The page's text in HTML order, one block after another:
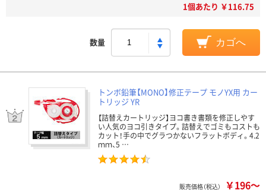
1個あたり ￥116.75
数量 カゴへ
トンボ鉛筆【MONO】修正テープ モノYX用 カー
トリッジ YR
【詰替えカートリッジ】ヨコ書き書類を修正しやす
い人気のヨコ引きタイプ。詰替えでゴミもコストも
カット！手の中でグラつかないフラットボディ。4.2
ｍｍ、5 …
販売価格（税込） ￥196～